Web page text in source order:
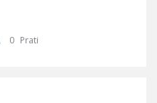
0 Prati